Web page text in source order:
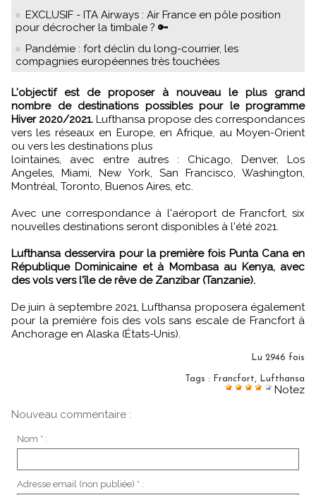
EXCLUSIF - ITA Airways : Air France en pôle position
pour décrocher la timbale ? 🔑
Pandémie : fort déclin du long-courrier, les
compagnies européennes très touchées
L'objectif est de proposer à nouveau le plus grand
nombre de destinations possibles pour le programme
Hiver 2020/2021. Lufthansa propose des correspondances
vers les réseaux en Europe, en Afrique, au Moyen-Orient
ou vers les destinations plus
lointaines, avec entre autres : Chicago, Denver, Los
Angeles, Miami, New York, San Francisco, Washington,
Montréal, Toronto, Buenos Aires, etc.
Avec une correspondance à l'aéroport de Francfort, six
nouvelles destinations seront disponibles à l'été 2021.
Lufthansa desservira pour la première fois Punta Cana en
République Dominicaine et à Mombasa au Kenya, avec
des vols vers l'île de rêve de Zanzibar (Tanzanie).
De juin à septembre 2021, Lufthansa proposera également
pour la première fois des vols sans escale de Francfort à
Anchorage en Alaska (États-Unis).
Lu 2946 fois
Tags : Francfort Lufthansa
Notez
Nouveau commentaire :
Nom * :
Adresse email (non publiée) * :